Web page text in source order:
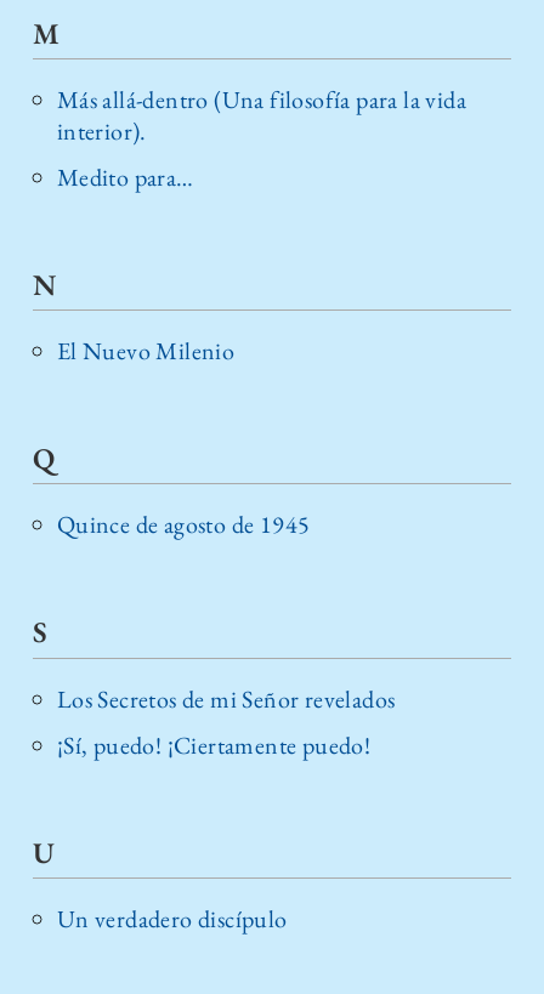
M
Más allá-dentro (Una filosofía para la vida
interior).
Medito para…
N
El Nuevo Milenio
Q
Quince de agosto de 1945
S
Los Secretos de mi Señor revelados
¡Sí, puedo! ¡Ciertamente puedo!
U
Un verdadero discípulo